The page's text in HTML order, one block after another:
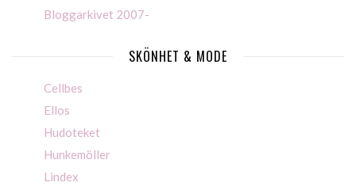
Bloggarkivet 2007-
SKÖNHET & MODE
Cellbes
Ellos
Hudoteket
Hunkemöller
Lindex